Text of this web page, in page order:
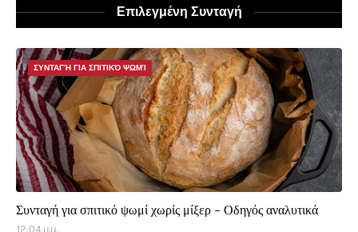
Επιλεγμένη Συνταγή
ΣΥΝΤΑΓΉ ΓΙΑ ΣΠΙΤΙΚΌ ΨΩΜΊ
Συνταγή για σπιτικό ψωμί χωρίς μίξερ - Οδηγός αναλυτικά
12:04 μ.μ.